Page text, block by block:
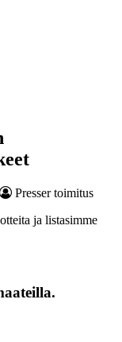
Presser toimitus
ja listasimme